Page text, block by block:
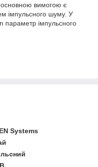
основною вимогою є
імпульсного шуму. У
параметр імпульсного
Systems